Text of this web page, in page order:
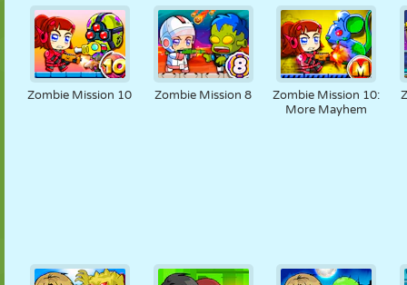
Zombie Mission 10 Zombie Mission 8
Zombie Mission 10:
More Mayhem